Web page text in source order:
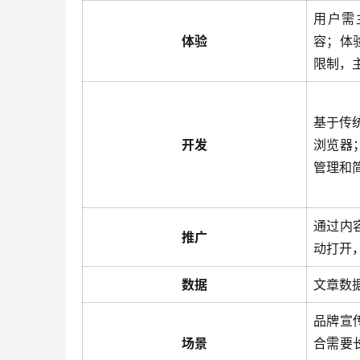
体验
用户需
容；体
限制，
开发
基于传
浏览器
管理和
推广
通过内
动打开
数据 文章数
场景
品牌宣
合需要